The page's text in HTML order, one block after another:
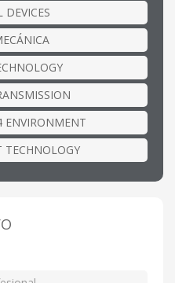
DEVICES
ENVIRONMENT
TECHNOLOGY